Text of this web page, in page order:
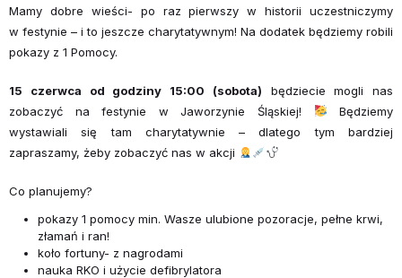
Mamy dobre wieści- po raz pierwszy w historii uczestniczymy
w festynie – i to jeszcze charytatywnym! Na dodatek będziemy robili
pokazy z 1 Pomocy.
15 czerwca od godziny 15:00 (sobota) będziecie mogli nas
zobaczyć na festynie w Jaworzynie Śląskiej!
Będziemy
wystawiali się tam charytatywnie – dlatego tym bardziej
zapraszamy, żeby zobaczyć nas w akcji
Co planujemy?
pokazy 1 pomocy min. Wasze ulubione pozoracje, pełne krwi,
złamań i ran!
koło fortuny- z nagrodami
nauka RKO i użycie defibrylatora